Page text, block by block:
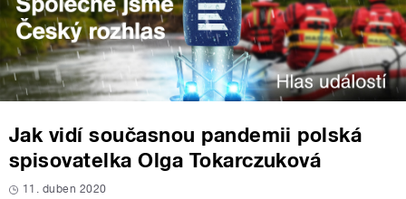
Jak vidí současnou pandemii polská
spisovatelka Olga Tokarczuková
11. duben 2020